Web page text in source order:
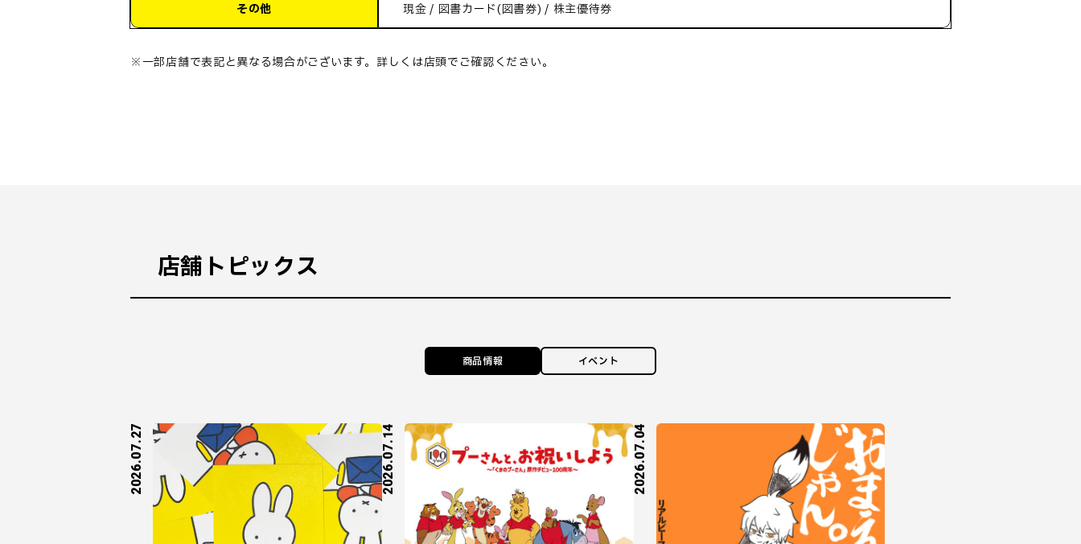
その他 現金 / 図書カード(図書券) / 株主優待券
※一部店舗で表記と異なる場合がございます。詳しくは店頭でご確認ください。
店舗トピックス
商品情報 イベント
2026.07.27 2026.07.14 2026.07.04